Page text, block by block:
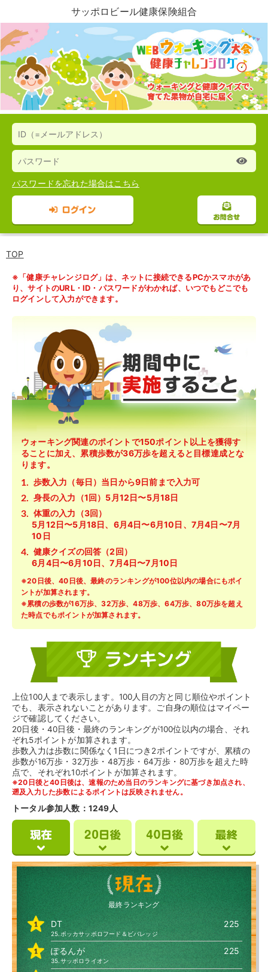
サッポロビール健康保険組合
パスワードを忘れた場合はこちら
お
TOP
※「健康チャレンジログ」は、ネットに接続できるPCかスマホがあ
り、サイトのURL・ID・パスワードがわかれば、いつでもどこでも
ログインして入力ができます。
ウォーキング関連のポイントで150ポイント以上を獲得す
ることに加え、累積歩数が36万歩を超えると目標達成とな
ります。
歩数入力（毎日） 当日から9日前まで入力可
身長の入力（1回） 5月12日〜5月18日
体重の入力（3回）
5月12日〜5月18日、6月4日〜6月10日、7月4日〜7月
10日
健康クイズの回答（2回）
6月4日〜6月10日、7月4日〜7月10日
※20日後、40日後、最終のランキングが100位以内の場合にもポイ
ントが加算されます。
※累積の歩数が16万歩、32万歩、48万歩、64万歩、80万歩を超え
た時点でもポイントが加算されます。
上位100人まで表示します。100人目の方と同じ順位やポイント
でも、表示されないことがあります。ご自身の順位はマイペー
ジで確認してください。
20日後・40日後・最終のランキングが100位以内の場合、それ
ぞれ5ポイントが加算されます。
歩数入力は歩数に関係なく1日につき2ポイントですが、累積の
歩数が16万歩・32万歩・48万歩・64万歩・80万歩を超えた時
点で、それぞれ10ポイントが加算されます。
※20日後と40日後は、速報のため当日のランキングに基づき加点され、
遡及入力した歩数によるポイントは反映されません。
トータル参加人数：1249人
最終ランキング
DT 225
25.ポッカサッポロフード＆ビバレッジ
ぽるんが 225
35.サッポロライオン